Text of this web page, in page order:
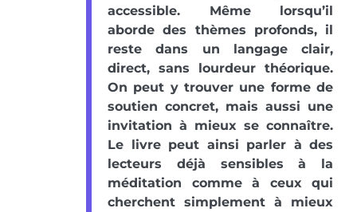
accessible. Même lorsqu’il
aborde des thèmes profonds, il
reste dans un langage clair,
direct, sans lourdeur théorique.
On peut y trouver une forme de
soutien concret, mais aussi une
invitation à mieux se connaître.
Le livre peut ainsi parler à des
lecteurs déjà sensibles à la
méditation comme à ceux qui
cherchent simplement à mieux